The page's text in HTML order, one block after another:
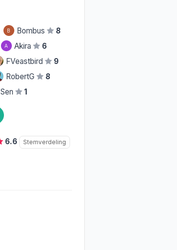
B Bombus 8
A Akira 6
FVeastbird 9
RobertG
8
Sen 1
6.6 Stemverdeling